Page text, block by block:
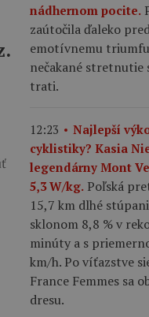
nádhernom pocite.
zaútočila ďaleko
emotívnemu
nečakané stretnutie
trati.
12:23
Najlepší
cyklistiky? Kasia
legendárny Mont
5,3 W/kg. Poľská
15,7 km dlhé
sklonom 8,8 % v
minúty a s
km/h. Po víťazstve
France Femmes sa
dresu.